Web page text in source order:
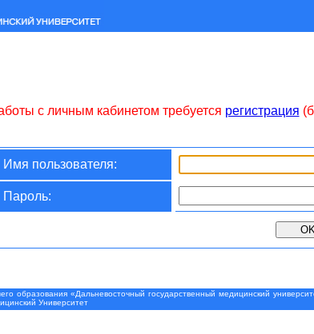
с личным кабинетом требуется регистрация
Имя пользователя:
Пароль:
образования «Дальневосточный государственный медицинский
Университет